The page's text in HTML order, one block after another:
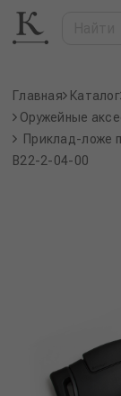
Главная Каталог
Оружейные
Приклад-ложе
В22-2-04-00